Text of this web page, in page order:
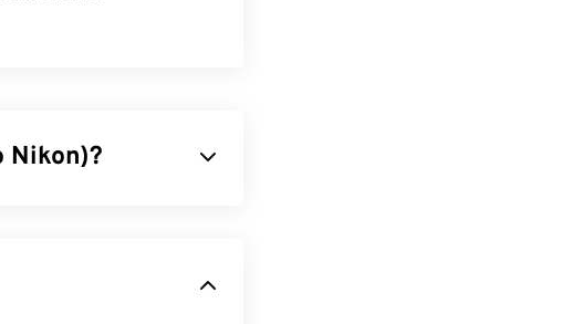
Nikon)?
cámara utilizada para
archivos NEF no están